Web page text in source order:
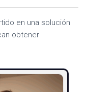
I
O
en una solución
obtener